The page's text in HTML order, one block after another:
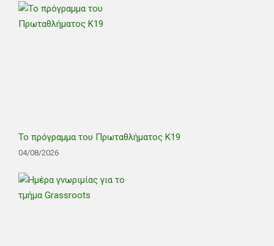
Το πρόγραμμα του Πρωταθλήματος Κ19
04/08/2026